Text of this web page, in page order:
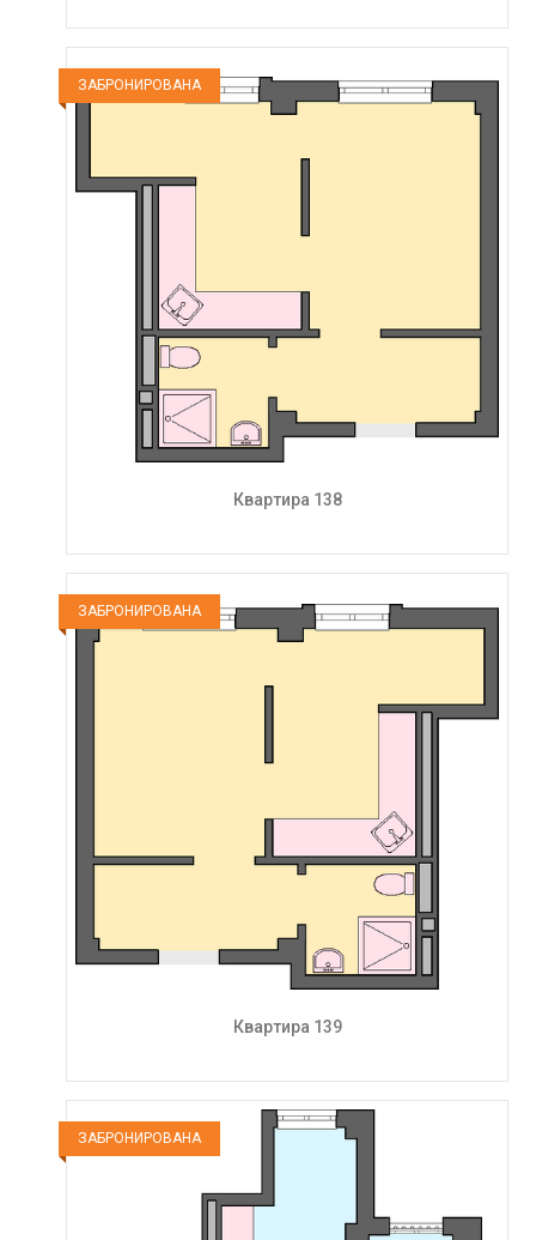
ЗАБРОНИРОВАНА
Квартира 138
ЗАБРОНИРОВАНА
Квартира 139
ЗАБРОНИРОВАНА